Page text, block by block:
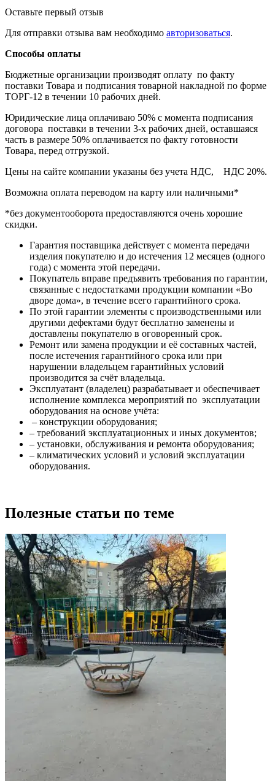
Оставьте первый отзыв
Для отправки отзыва вам необходимо авторизоваться.
Способы оплаты
Бюджетные организации производят оплату по факту
поставки Товара и подписания товарной накладной по форме
ТОРГ-12 в течении 10 рабочих дней.
Юридические лица оплачиваю 50% с момента подписания
договора поставки в течении 3-х рабочих дней, оставшаяся
часть в размере 50% оплачивается по факту готовности
Товара, перед отгрузкой.
Цены на сайте компании указаны без учета НДС, НДС 20%.
Возможна оплата переводом на карту или наличными*
*без документооборота предоставляются очень хорошие
скидки.
Гарантия поставщика действует с момента передачи
изделия покупателю и до истечения 12 месяцев (одного
года) с момента этой передачи.
Покупатель вправе предъявить требования по гарантии,
связанные с недостатками продукции компании «Во
дворе дома», в течение всего гарантийного срока.
По этой гарантии элементы с производственными или
другими дефектами будут бесплатно заменены и
доставлены покупателю в оговоренный срок.
Ремонт или замена продукции и её составных частей,
после истечения гарантийного срока или при
нарушении владельцем гарантийных условий
производится за счёт владельца.
Эксплуатант (владелец) разрабатывает и обеспечивает
исполнение комплекса мероприятий по эксплуатации
оборудования на основе учёта:
– конструкции оборудования;
– требований эксплуатационных и иных документов;
– установки, обслуживания и ремонта оборудования;
– климатических условий и условий эксплуатации
оборудования.
Полезные статьи по теме